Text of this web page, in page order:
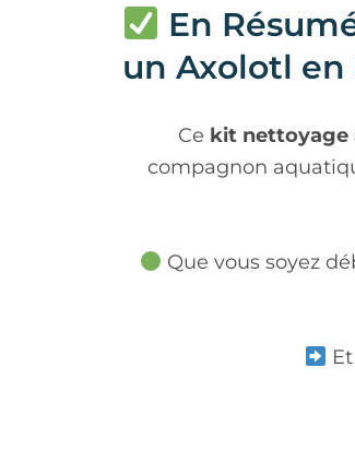
En
un Axolotl
Ce kit nettoyage
compagnon
Que vous soyez